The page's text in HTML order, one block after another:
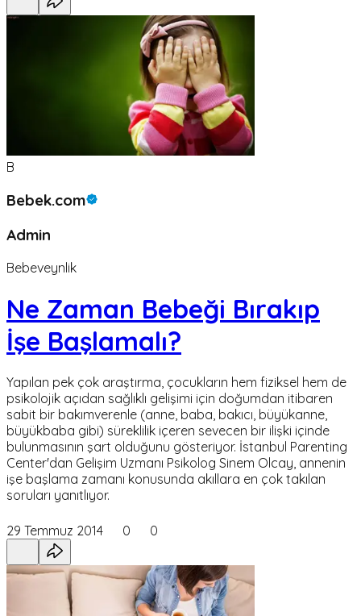
B
Bebek.com
Admin
Bebeveynlik
Ne Zaman Bebeği Bırakıp
İşe Başlamalı?
Yapılan pek çok araştırma, çocukların hem fiziksel hem de
psikolojik açıdan sağlıklı gelişimi için doğumdan itibaren
sabit bir bakımverenle (anne, baba, bakıcı, büyükanne,
büyükbaba gibi) süreklilik içeren sevecen bir ilişki içinde
bulunmasının şart olduğunu gösteriyor. İstanbul Parenting
Center'dan Gelişim Uzmanı Psikolog Sinem Olcay, annenin
işe başlama zamanı konusunda akıllara en çok takılan
soruları yanıtlıyor.
29 Temmuz 2014 0 0